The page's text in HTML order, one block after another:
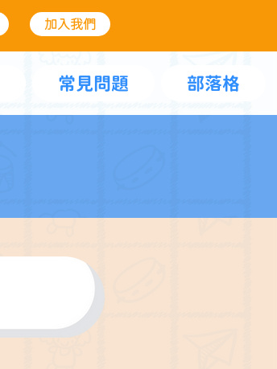
加入我們
常見問題 部落格